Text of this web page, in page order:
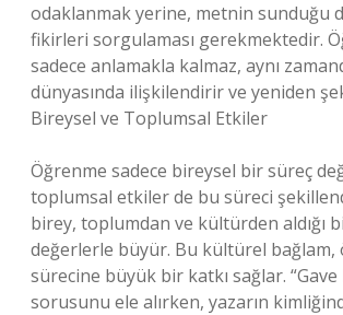
odaklanmak yerine, metnin sunduğu
fikirleri sorgulaması gerekmektedir.
sadece anlamakla kalmaz, aynı
dünyasında ilişkilendirir ve yeniden
Bireysel ve Toplumsal Etkiler
Öğrenme sadece bireysel bir süreç
toplumsal etkiler de bu süreci
birey, toplumdan ve kültürden aldığı
değerlerle büyür. Bu kültürel bağlam,
sürecine büyük bir katkı sağlar. “Gave
sorusunu ele alırken, yazarın